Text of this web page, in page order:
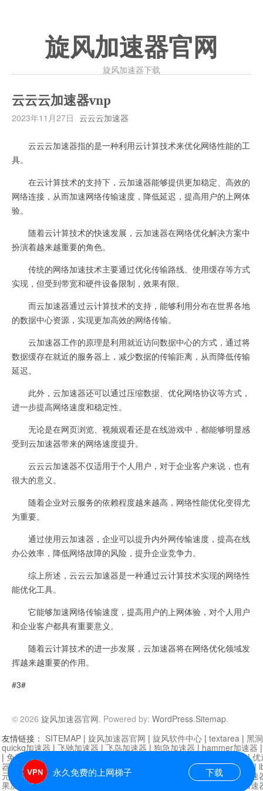
旋风加速器官网
旋风加速器下载
云云云加速器vnp
2023年11月27日 云云云加速器
云云云加速器指的是一种利用云计算技术来优化网络性能的工
具。
在云计算技术的支持下，云加速器能够提供更加稳定、高效的
网络连接，从而加速网络传输速度，降低延迟，提高用户的上网体
验。
随着云计算技术的快速发展，云加速器在网络优化解决方案中
扮演着越来越重要的角色。
传统的网络加速技术主要通过优化传输路线、使用缓存等方式
实现，但受到带宽和硬件设备限制，效果有限。
而云加速器通过云计算技术的支持，能够利用分布在世界各地
的数据中心资源，实现更加高效的网络传输。
云加速器工作的原理是利用就近访问数据中心的方式，通过将
数据缓存在就近的服务器上，减少数据的传输距离，从而降低传输
延迟。
此外，云加速器还可以通过压缩数据、优化网络协议等方式，
进一步提高网络速度和稳定性。
无论是在网页浏览、视频观看还是在线游戏中，都能够明显感
受到云加速器带来的网络速度提升。
云云云加速器不仅适用于个人用户，对于企业客户来说，也有
很大的意义。
随着企业对云服务的依赖程度越来越高，网络性能优化变得尤
为重要。
通过使用云加速器，企业可以提升内外网传输速度，提高在线
办公效率，降低网络故障的风险，提升企业竞争力。
综上所述，云云云加速器是一种通过云计算技术实现的网络性
能优化工具。
它能够加速网络传输速度，提高用户的上网体验，对个人用户
和企业客户都具有重要意义。
随着云计算技术的进一步发展，云加速器将在网络优化领域发
挥越来越重要的作用。
#3#
© 2026 旋风加速器官网. Powered by: WordPress.Sitemap.
永久免费的上网梯子 下载
友情链接： SITEMAP | 旋风加速器官网 | 旋风软件中心 | textarea | 黑
quickq加速器 | 飞驰加速器 | 飞鸟加速器 | 狗急加速器 | hammer加速器
| 免费vqn加速外网 迷雾通|优
器| 快柠檬加速器 |黑洞加速 |falemon 快橙加速器|anycast加速器 |
元机场加速器 |一元机场|老王加速器 | 白石山|
小牛加速
果加速器|黑洞加速
芒果加速